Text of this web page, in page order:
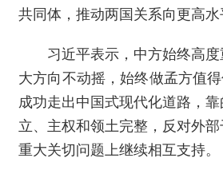
共同体，推动两国关系向更高水
习近平表示，中方始终高
大方向不动摇，始终做孟方值
成功走出中国式现代化道路，
立、主权和领土完整，反对外
重大关切问题上继续相互支持。